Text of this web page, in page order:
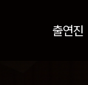
출연진